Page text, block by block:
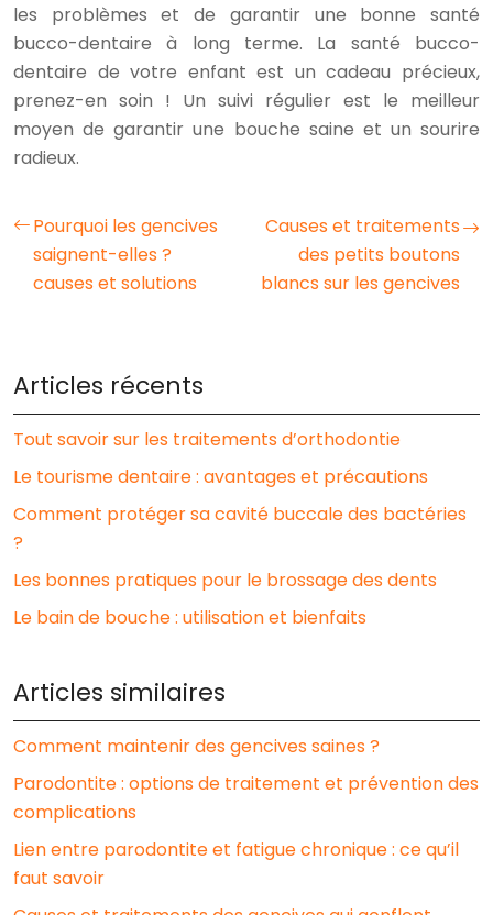
les problèmes et de garantir une bonne santé
bucco-dentaire à long terme. La santé bucco-
dentaire de votre enfant est un cadeau précieux,
prenez-en soin ! Un suivi régulier est le meilleur
moyen de garantir une bouche saine et un sourire
radieux.
Pourquoi les gencives
saignent-elles ?
causes et solutions
Causes et traitements
des petits boutons
blancs sur les gencives
Articles récents
Tout savoir sur les traitements d’orthodontie
Le tourisme dentaire : avantages et précautions
Comment protéger sa cavité buccale des bactéries
?
Les bonnes pratiques pour le brossage des dents
Le bain de bouche : utilisation et bienfaits
Articles similaires
Comment maintenir des gencives saines ?
Parodontite : options de traitement et prévention des
complications
Lien entre parodontite et fatigue chronique : ce qu’il
faut savoir